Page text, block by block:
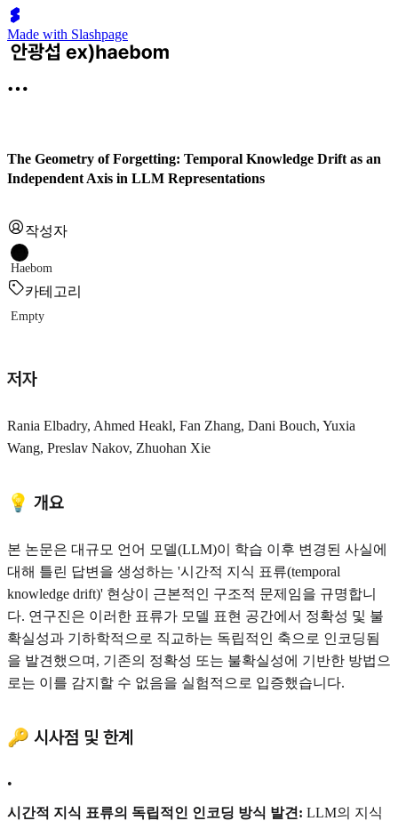
Made with Slashpage
The Geometry of Forgetting: Temporal Knowledge Drift as an
Independent Axis in LLM Representations
작성자
Haebom
카테고리
Empty
저자
Rania Elbadry, Ahmed Heakl, Fan Zhang, Dani Bouch, Yuxia
Wang, Preslav Nakov, Zhuohan Xie
💡 개요
본 논문은 대규모 언어 모델(LLM)이 학습 이후 변경된 사실에
대해 틀린 답변을 생성하는 '시간적 지식 표류(temporal
knowledge drift)' 현상이 근본적인 구조적 문제임을 규명합니
다. 연구진은 이러한 표류가 모델 표현 공간에서 정확성 및 불
확실성과 기하학적으로 직교하는 독립적인 축으로 인코딩됨
을 발견했으며, 기존의 정확성 또는 불확실성에 기반한 방법으
로는 이를 감지할 수 없음을 실험적으로 입증했습니다.
🔑 시사점 및 한계
•
시간적 지식 표류의 독립적인 인코딩 방식 발견: LLM의 지식